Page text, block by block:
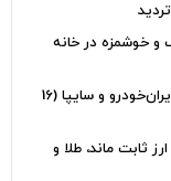
در خانه
قیمت خودرو در بازار آزاد؛ جدول نرخ محصولات ایران‌خودرو و سایپا (16
16 مرداد 1405؛ بازار ارز ثابت ماند، طلا و